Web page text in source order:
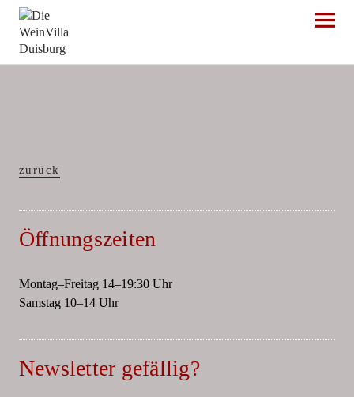
Die WeinVilla Duisburg
zurück
Öffnungszeiten
Montag–Freitag 14–19:30 Uhr
Samstag 10–14 Uhr
Newsletter gefällig?